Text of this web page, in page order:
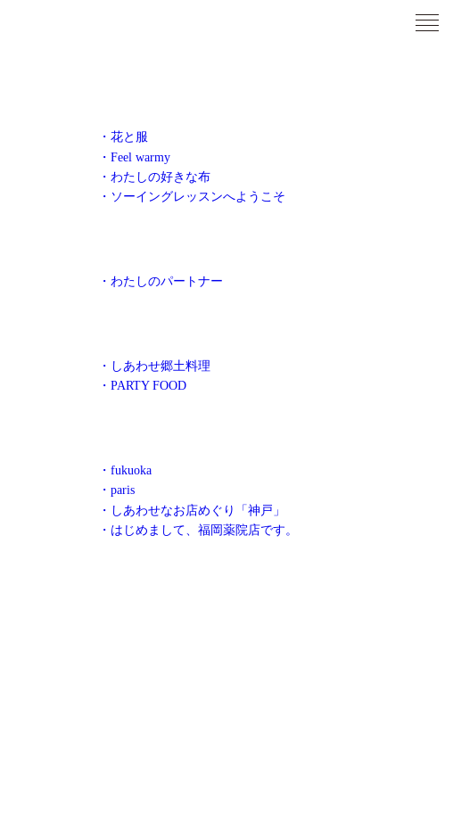
・花と服
・Feel warmy
・わたしの好きな布
・ソーイングレッスンへようこそ
・わたしのパートナー
・しあわせ郷土料理
・PARTY FOOD
・fukuoka
・paris
・しあわせなお店めぐり「神戸」
・はじめまして、福岡薬院店です。